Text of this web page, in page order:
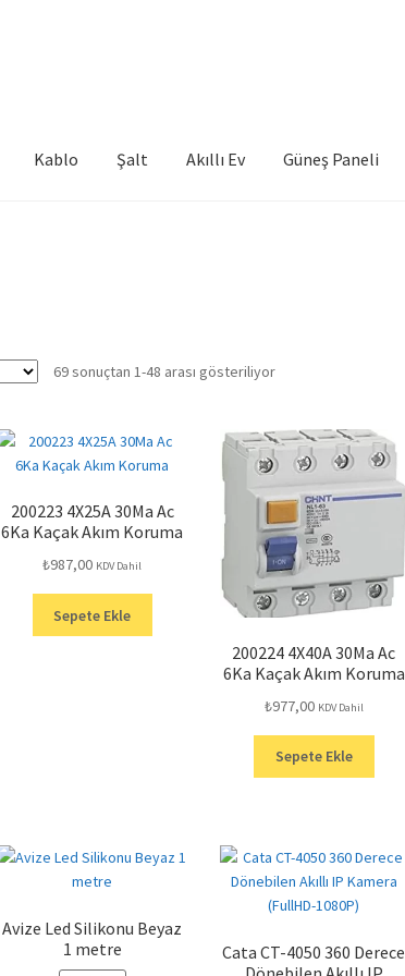
Kablo Şalt Akıllı Ev Güneş Paneli
69 sonuçtan 1-48 arası gösteriliyor
200223 4X25A 30Ma Ac
6Ka Kaçak Akım Koruma
₺987,00 KDV Dahil
Sepete Ekle
200224 4X40A 30Ma Ac
6Ka Kaçak Akım Koruma
₺977,00 KDV Dahil
Sepete Ekle
Avize Led Silikonu Beyaz
1 metre
Cata CT-4050 360 Derece